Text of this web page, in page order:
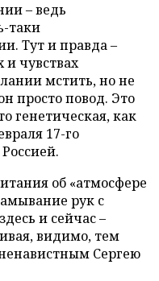
– ведь
таки
Тут и правда –
чувствах
мстить, но не
просто повод. Это
генетическая, как
17-го
об «атмосфере
рук с
и сейчас –
видимо, тем
Сергею